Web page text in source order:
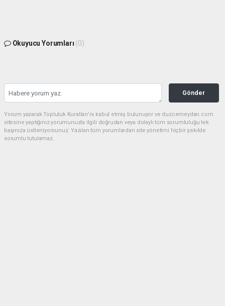
Okuyucu Yorumları (0)
Gönder
Yorum yazarak Topluluk Kuralları’nı kabul etmiş bulunuyor ve duzcemeydan.com
sitesine yaptığınız yorumunuzla ilgili doğrudan veya dolaylı tüm sorumluluğu tek
başınıza üstleniyorsunuz. Yazılan tüm yorumlardan site yönetimi hiçbir şekilde
sorumlu tutulamaz.